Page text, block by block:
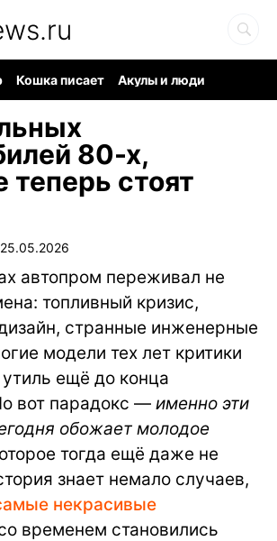
Кошка писает
Акулы и люди
80-х,
теперь стоят
25.05.2026
автопром переживал не
топливный кризис,
странные инженерные
модели тех лет критики
ещё до конца
вот парадокс — именно эти
обожает молодое
тогда ещё даже не
знает немало случаев,
некрасивые
временем становились